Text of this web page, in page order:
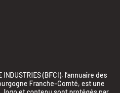
INDUSTRIES (BFCI), l’annuaire des
Franche-Comté, est une